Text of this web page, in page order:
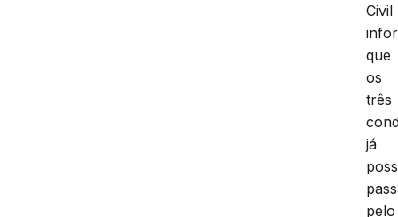
Civil
que
os
três
já
pelo